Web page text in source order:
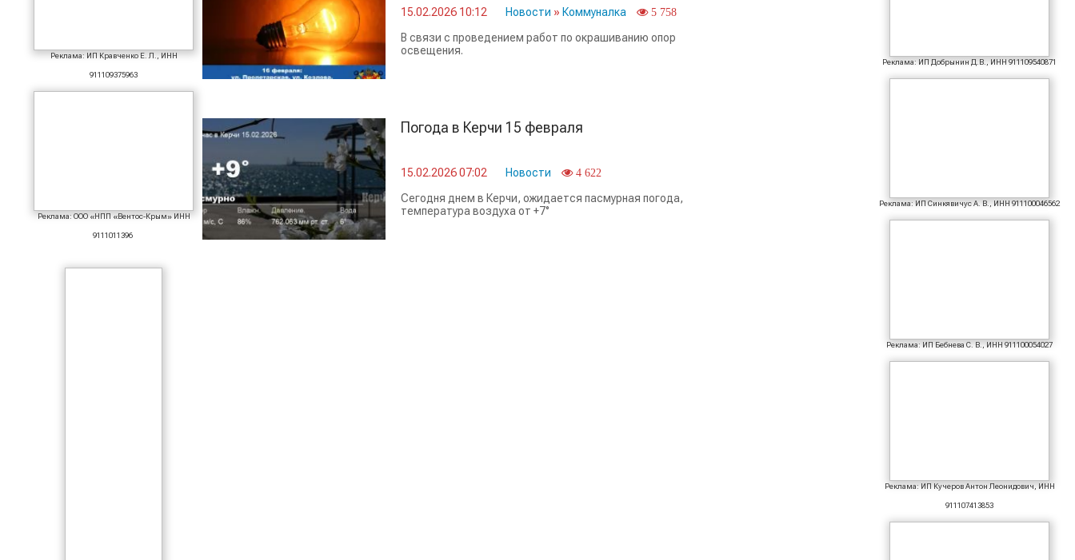
Реклама: ИП Кравченко Е. Л., ИНН
911109375963
Реклама: ООО «НПП «Вентос-Крым» ИНН
9111011396
15.02.2026 10:12 Новости » Коммуналка 5 758
В связи с проведением работ по окрашиванию опор
освещения.
Погода в Керчи 15 февраля
15.02.2026 07:02 Новости 4 622
Сегодня днем в Керчи, ожидается пасмурная погода,
температура воздуха от +7°
Реклама: ИП Добрынин Д.В., ИНН 911109540871
Реклама: ИП Синкявичус А. В., ИНН 911100046562
Реклама: ИП Бебнева С. В., ИНН 911100054027
Реклама: ИП Кучеров Антон Леонидович, ИНН
911107413853